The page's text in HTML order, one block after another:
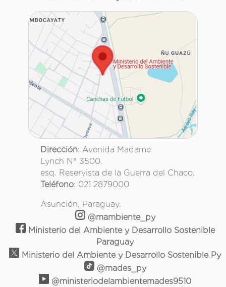
Dirección: Avenida Madame
Lynch N° 3500.
esq. Reservista de la Guerra del Chaco.
Teléfono: 021 2879000
Asunción, Paraguay.
@mambiente_py
Ministerio del Ambiente y Desarrollo Sostenible
Paraguay
Ministerio del Ambiente y Desarrollo Sostenible Py
@mades_py
@ministeriodelambientemades9510